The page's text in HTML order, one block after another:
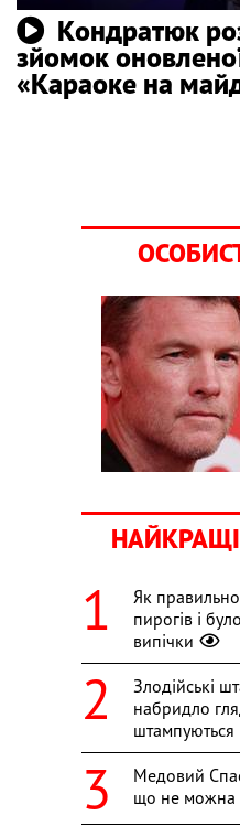
Кондратюк
зйомок
«Караоке на
Як
пирогів і
випічки
Злодійські
набридло
штампуються
Медовий
що не можна